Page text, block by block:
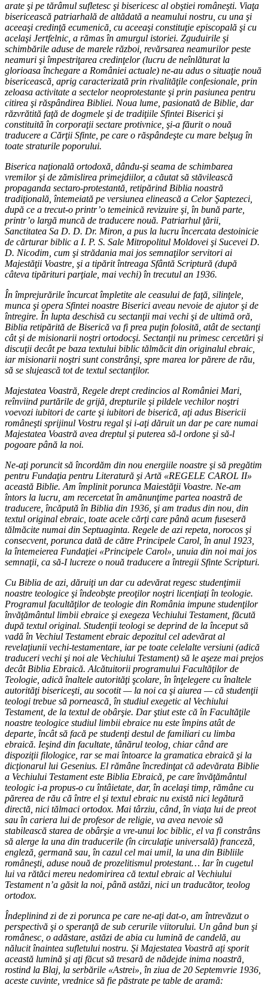
arate şi pe tărâmul sufletesc şi bisericesc al obştiei româneşti. Viaţa
bisericească patriarhală de altădată a neamului nostru, cu una şi
aceeaşi credinţă ecumenică, cu aceeaşi constituţie episcopală şi cu
acelaşi Jertfelnic, a rămas în amurgul istoriei. Zguduirile şi
schimbările aduse de marele război, revărsarea neamurilor peste
neamuri şi împestriţarea credinţelor (lucru de neînlăturat la
glorioasa închegare a României actuale) ne-au adus o situaţie nouă
bisericească, aprig caracterizată prin rivalităţile confesionale, prin
zeloasa activitate a sectelor neoprotestante şi prin pasiunea pentru
citirea şi răspândirea Bibliei. Noua lume, pasionată de Biblie, dar
răzvrătită faţă de dogmele şi de tradiţiile Sfintei Biserici şi
constituită în corporaţii sectare protivnice, şi-a făurit o nouă
traducere a Cărţii Sfinte, pe care o răspândeşte cu mare belşug în
toate straturile poporului.
Biserica naţională ortodoxă, dându-şi seama de schimbarea
vremilor şi de zămislirea primejdiilor, a căutat să stăvilească
propaganda sectaro-protestantă, retipărind Biblia noastră
tradiţională, întemeiată pe versiunea elinească a Celor Şaptezeci,
după ce a trecut-o printr’o temeinică revizuire şi, în bună parte,
printr’o largă muncă de traducere nouă. Patriarhul ţării,
Sanctitatea Sa D. D. Dr. Miron, a pus la lucru încercata destoinicie
de cărturar biblic a I. P. S. Sale Mitropolitul Moldovei şi Sucevei D.
D. Nicodim, cum şi strădania mai jos semnaţilor servitori ai
Majestăţii Voastre, şi a tipărit întreaga Sfântă Scriptură (după
câteva tipărituri parţiale, mai vechi) în trecutul an 1936.
În împrejurările încurcat împletite ale ceasului de faţă, silinţele,
munca şi opera Sfintei noastre Biserici aveau nevoie de ajutor şi de
întregire. În lupta deschisă cu sectanţii mai vechi şi de ultimă oră,
Biblia retipărită de Biserică va fi prea puţin folosită, atât de sectanţi
cât şi de misionarii noştri ortodocşi. Sectanţii nu primesc cercetări şi
discuţii decât pe baza textului biblic tălmăcit din originalul ebraic,
iar misionarii noştri sunt constrânşi, spre marea lor părere de rău,
să se slujească tot de textul sectanţilor.
Majestatea Voastră, Regele drept credincios al României Mari,
reînviind purtările de grijă, drepturile şi pildele vechilor noştri
voevozi iubitori de carte şi iubitori de biserică, aţi adus Bisericii
româneşti sprijinul Vostru regal şi i-aţi dăruit un dar pe care numai
Majestatea Voastră avea dreptul şi puterea să-l ordone şi să-l
pogoare până la noi.
Ne-aţi poruncit să încordăm din nou energiile noastre şi să pregătim
pentru Fundaţia pentru Literatură şi Artă «REGELE CAROL II»
această Biblie. Am împlinit porunca Maiestăţii Voastre. Ne-am
întors la lucru, am recercetat în amănunţime partea noastră de
traducere, încăpută în Biblia din 1936, şi am tradus din nou, din
textul original ebraic, toate acele cărţi care până acum fuseseră
tălmăcite numai din Septuaginta. Regele de azi repeta, norocos şi
consecvent, porunca dată de către Principele Carol, în anul 1923,
la întemeierea Fundaţiei «Principele Carol», unuia din noi mai jos
semnaţii, ca să-I lucreze o nouă traducere a întregii Sfinte Scripturi.
Cu Biblia de azi, dăruiţi un dar cu adevărat regesc studenţimii
noastre teologice şi îndeobşte preoţilor noştri licenţiaţi în teologie.
Programul facultăţilor de teologie din România impune studenţilor
învăţământul limbii ebraice şi exegeza Vechiului Testament, făcută
după textul original. Studenţii teologi se deprind de la început să
vadă în Vechiul Testament ebraic depozitul cel adevărat al
revelaţiunii vechi-testamentare, iar pe toate celelalte versiuni (adică
traduceri vechi şi noi ale Vechiului Testament) să le aşeze mai prejos
decât Biblia Ebraică. Alcătuitorii programului Facultăţilor de
Teologie, adică înaltele autorităţi şcolare, în înţelegere cu înaltele
autorităţi bisericeşti, au socotit — la noi ca şi aiurea — că studenţii
teologi trebue să pornească, în studiul exegetic al Vechiului
Testament, de la textul de obârşie. Dar ştiut este că în Facultăţile
noastre teologice studiul limbii ebraice nu este împins atât de
departe, încât să facă pe studenţi destul de familiari cu limba
ebraică. Ieşind din facultate, tânărul teolog, chiar când are
dispoziţii filologice, rar se mai întoarce la gramatica ebraică şi la
dicţionarul lui Gesenius. El rămâne încredinţat că adevărata Biblie
a Vechiului Testament este Biblia Ebraică, pe care învăţământul
teologic i-a propus-o cu întâietate, dar, în acelaşi timp, rămâne cu
părerea de rău că între el şi textul ebraic nu există nici legătură
directă, nici tălmaci ortodox. Mai târziu, când, în viaţa lui de preot
sau în cariera lui de profesor de religie, va avea nevoie să
stabilească starea de obârşie a vre-unui loc biblic, el va fi constrâns
să alerge la una din traducerile (în circulaţie universală) franceză,
engleză, germană sau, în cazul cel mai umil, la una din Bibliile
româneşti, aduse nouă de prozelitismul protestant… Iar în cugetul
lui va rătăci mereu nedomirirea că textul ebraic al Vechiului
Testament n’a găsit la noi, până astăzi, nici un traducător, teolog
ortodox.
Îndeplinind zi de zi porunca pe care ne-aţi dat-o, am întrevăzut o
perspectivă şi o speranţă de sub cerurile viitorului. Un gând bun şi
românesc, o adăstare, astăzi de abia cu lumină de candelă, au
nălucit înaintea sufletului nostru. Şi Majestatea Voastră aţi sporit
această lumină şi aţi făcut să tresară de nădejde inima noastră,
rostind la Blaj, la serbările «Astrei», în ziua de 20 Septemvrie 1936,
aceste cuvinte, vrednice să fie păstrate pe table de aramă: